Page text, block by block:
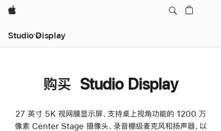
Apple
Studio Display
购买 Studio Display
27 英寸 5K 视网膜显示屏、支持桌上视角功能的 1200 万
像素 Center Stage 摄像头、录音棚级麦克风和扬声器，以